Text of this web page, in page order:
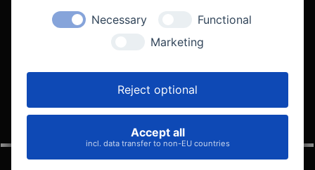
VELOCITY AUTOMOTIVE
Necessary
Functional
Marketing
Reject optional
Accept all
incl. data transfer to non-EU countries